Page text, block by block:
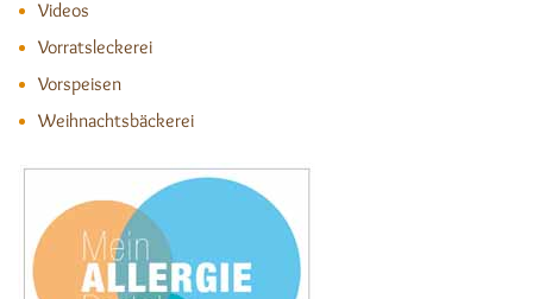
Videos
Vorratsleckerei
Vorspeisen
Weihnachtsbäckerei